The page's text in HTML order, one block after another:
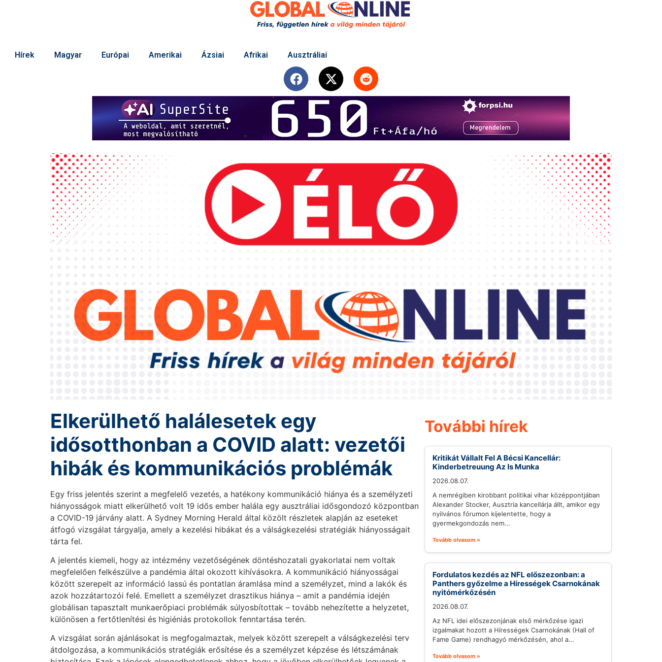
Hírek Magyar Európai Amerikai Ázsiai Afrikai Ausztráliai
Elkerülhető halálesetek egy
idősotthonban a COVID alatt: vezetői
hibák és kommunikációs problémák
Egy friss jelentés szerint a megfelelő vezetés, a hatékony kommunikáció hiánya és a személyzeti
hiányosságok miatt elkerülhető volt 19 idős ember halála egy ausztráliai idősgondozó központban
a COVID-19 járvány alatt. A Sydney Morning Herald által közölt részletek alapján az eseteket
átfogó vizsgálat tárgyalja, amely a kezelési hibákat és a válságkezelési stratégiák hiányosságait
tárta fel.
A jelentés kiemeli, hogy az intézmény vezetőségének döntéshozatali gyakorlatai nem voltak
megfelelően felkészülve a pandémia által okozott kihívásokra. A kommunikáció hiányosságai
között szerepelt az információ lassú és pontatlan áramlása mind a személyzet, mind a lakók és
azok hozzátartozói felé. Emellett a személyzet drasztikus hiánya – amit a pandémia idején
globálisan tapasztalt munkaerőpiaci problémák súlyosbítottak – tovább nehezítette a helyzetet,
különösen a fertőtlenítési és higiéniás protokollok fenntartása terén.
A vizsgálat során ajánlásokat is megfogalmaztak, melyek között szerepelt a válságkezelési terv
átdolgozása, a kommunikációs stratégiák erősítése és a személyzet képzése és létszámának
További hírek
Kritikát Vállalt Fel A Bécsi Kancellár:
Kinderbetreuung Az Is Munka
2026.08.07.
A nemrégiben kirobbant politikai vihar középpontjában
Alexander Stocker, Ausztria kancellárja állt, amikor egy
nyilvános fórumon kijelentette, hogy a
gyermekgondozás nem...
Tovább olvasom »
Fordulatos kezdés az NFL előszezonban: a
Panthers győzelme a Hírességek Csarnokának
nyitómérkőzésén
2026.08.07.
Az NFL idei előszezonjának első mérkőzése igazi
izgalmakat hozott a Hírességek Csarnokának (Hall of
Fame Game) rendhagyó mérkőzésén, ahol a...
Tovább olvasom »